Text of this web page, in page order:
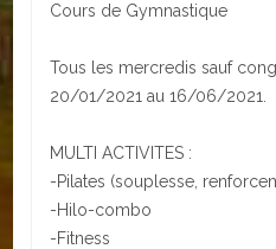
Arrêtes en cours
ACTUALITÉS
Ecole publique
Ecole privée
Cours de Gymnastique
Tous les mercredis sauf
20/01/2021 au 16/06/2021.
MULTI ACTIVITES :
-Pilates (souplesse,
-Hilo-combo
-Fitness